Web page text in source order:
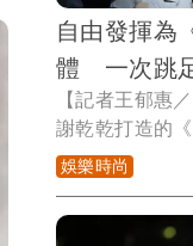
自由發揮為
體 一次跳
【記者王郁惠
謝乾乾打造的
場，首度採「
式，一天舉辦
場搬進演唱會
娛樂時尚